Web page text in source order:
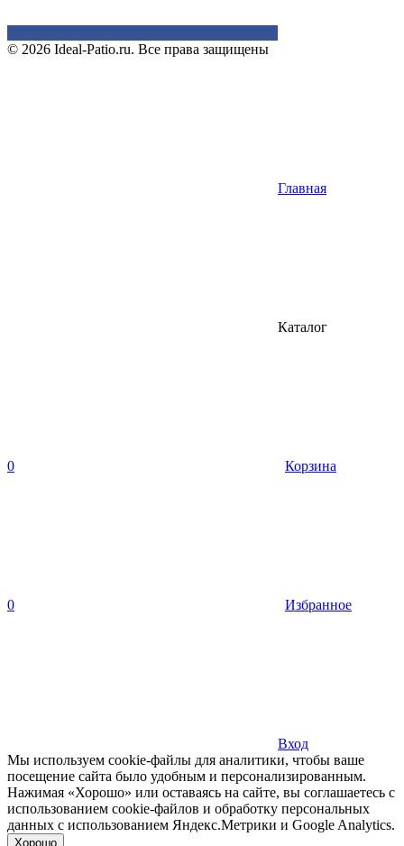
© 2026 Ideal-Patio.ru. Все права защищены
Главная
Каталог
0 Корзина
0 Избранное
Вход
Мы используем cookie-файлы для аналитики, чтобы ваше
посещение сайта было удобным и персонализированным.
Нажимая «Хорошо» или оставаясь на сайте, вы соглашаетесь с
использованием cookie-файлов и обработку персональных
данных с использованием Яндекс.Метрики и Google Analytics.
Хорошо